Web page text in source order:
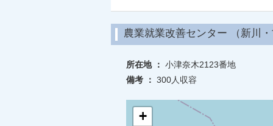
農業就業改善センター （新川
所在地 ： 小津奈木2123番地
備考 ： 300人収容
+